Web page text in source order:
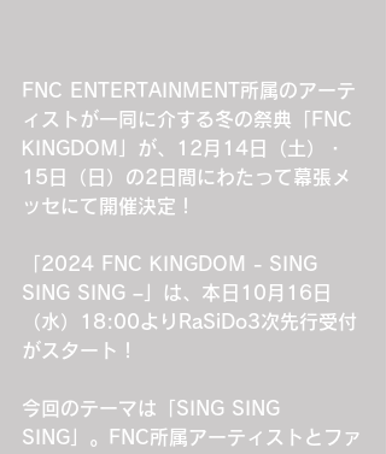
FNC ENTERTAINMENT所属のアーテ
ィストが一同に介する冬の祭典「FNC
KINGDOM」が、12月14日（土）・
15日（日）の2日間にわたって幕張メ
ッセにて開催決定！
「2024 FNC KINGDOM - SING
SING SING –」は、本日10月16日
（水）18:00よりRaSiDo3次先行受付
がスタート！
今回のテーマは「SING SING
SING」。FNC所属アーティストとファ